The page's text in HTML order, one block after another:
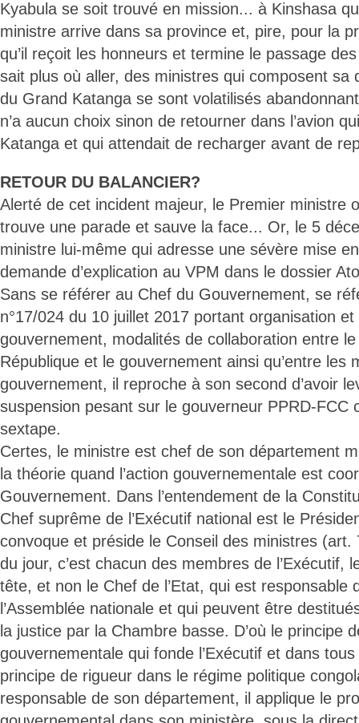
Kyabula se soit trouvé en mission... à Kinshasa
ministre arrive dans sa province et, pire, pour la
qu’il reçoit les honneurs et termine le passage
sait plus où aller, des ministres qui composent sa
du Grand Katanga se sont volatilisés
n’a aucun choix sinon de retourner dans l’avion
Katanga et qui attendait de recharger avant de
RETOUR DU BALANCIER?
Alerté de cet incident majeur, le Premier ministre
trouve une parade et sauve la face... Or, le 5
ministre lui-même qui adresse une sévère mise
demande d’explication au VPM dans le dossier
Sans se référer au Chef du Gouvernement, se
n°17/024 du 10 juillet 2017 portant organisation
gouvernement, modalités de collaboration entre
République et le gouvernement ainsi qu’entre les
gouvernement, il reproche à son second d’avoir
suspension pesant sur le gouverneur PPRD-FCC
sextape.
Certes, le ministre est chef de son département
la théorie quand l’action gouvernementale est
Gouvernement. Dans l’entendement de la
Chef suprême de l’Exécutif national est le
convoque et préside le Conseil des ministres (art.
du jour, c’est chacun des membres de l’Exécutif,
tête, et non le Chef de l’Etat, qui est responsable
l’Assemblée nationale et qui peuvent être
la justice par la Chambre basse. D’où le principe
gouvernementale qui fonde l’Exécutif et dans tous
principe de rigueur dans le régime politique
responsable de son département, il applique le